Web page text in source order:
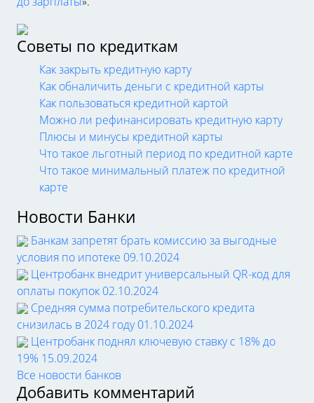
Советы по кредиткам
Как закрыть кредитную карту
Как обналичить деньги с кредитной карты
Как пользоваться кредитной картой
Можно ли рефинансировать кредитную карту
Плюсы и минусы кредитной карты
Что такое льготный период по кредитной карте
Что такое минимальный платеж по кредитной
карте
Новости Банки
Банкам запретят брать комиссию за выгодные
условия по ипотеке 09.10.2024
Центробанк внедрит универсальный QR-код для
оплаты покупок 02.10.2024
Средняя сумма потребительского кредита
снизилась в 2024 году 01.10.2024
Центробанк поднял ключевую ставку с 18% до
19% 15.09.2024
Все новости банков
Добавить комментарий